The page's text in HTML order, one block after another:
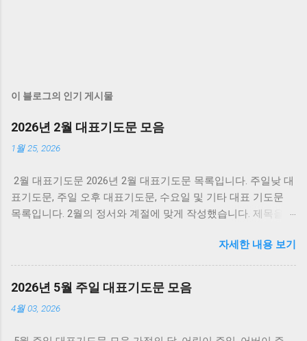
이 블로그의 인기 게시물
2026년 2월 대표기도문 모음
1월 25, 2026
2월 대표기도문 2026년 2월 대표기도문 목록입니다. 주일낮 대
표기도문, 주일 오후 대표기도문, 수요일 및 기타 대표 기도문
목록입니다. 2월의 정서와 계절에 맞게 작성했습니다. 제목을
기도문 2월 첫째주 대표기도문 2월 둘째주 대표기도문 거룩하
시고 자비로우신 하나님 아버지, 주일의 거룩한 날을 허락하시
고 저희를 주의 전으로 불러 모아 주시니 감사합니다. 찬 바람이
아직 매섭고 겨울의 끝자락이 길게 이어지는 이때에도, 주께서
계절을 다스리시고 우리의 호흡을 붙드셔서 오늘도 예배의 자
자세한 내용 보기
2026년 5월 주일 대표기도문 모음
4월 03, 2026